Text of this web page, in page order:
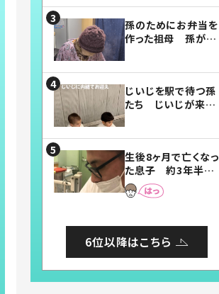
孫のためにお弁当を
作った祖母 孫が絶
じいじを駅で待つ孫
たち じいじが来た
まらない」「幸せにな
れる」
生後8ヶ月で亡くなっ
た息子 約3年半
後、当時の妻の日記
に書いてあった本音
6位以降はこちら